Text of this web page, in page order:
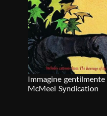
Immagine
McMeel Syndication